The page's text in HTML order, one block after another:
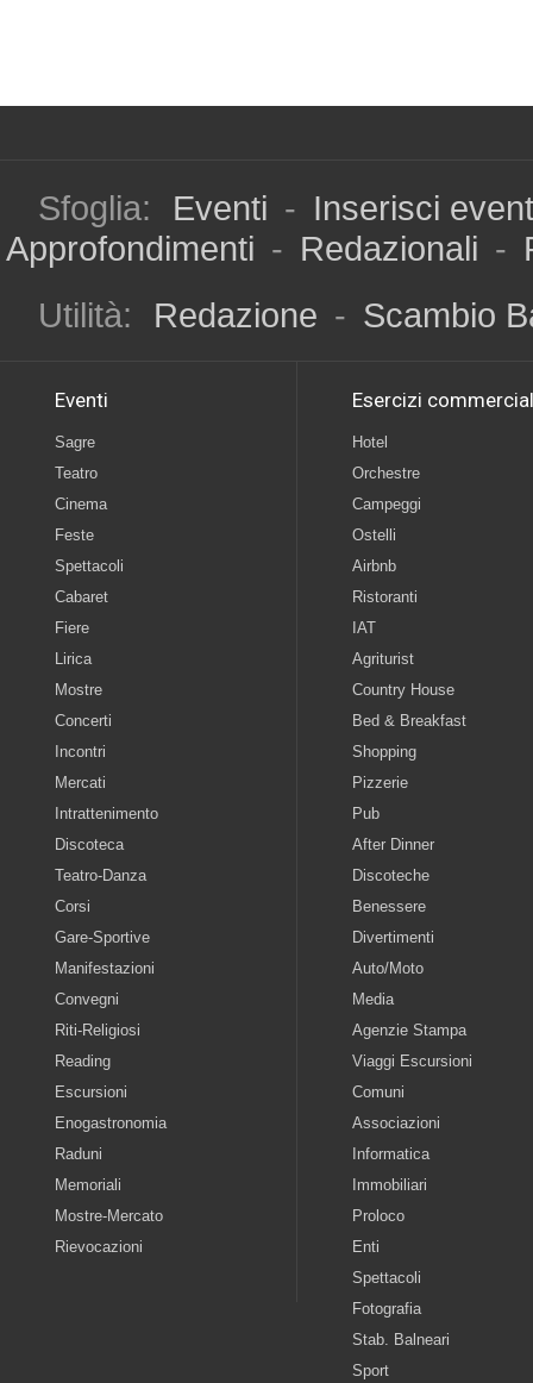
Sfoglia: Eventi - Inserisci
Approfondimenti - Redazionali -
Utilità:
Redazione - Scambio
Eventi
Sagre
Teatro
Cinema
Feste
Spettacoli
Cabaret
Fiere
Lirica
Mostre
Concerti
Incontri
Mercati
Intrattenimento
Discoteca
Teatro-Danza
Corsi
Gare-Sportive
Manifestazioni
Convegni
Riti-Religiosi
Reading
Escursioni
Enogastronomia
Raduni
Memoriali
Mostre-Mercato
Rievocazioni
Esercizi
Hotel
Orchestre
Campeggi
Ostelli
Airbnb
Ristoranti
IAT
Agriturist
Country House
Bed & Breakfast
Shopping
Pizzerie
Pub
After Dinner
Discoteche
Benessere
Divertimenti
Auto/Moto
Media
Agenzie Stampa
Viaggi Escursioni
Comuni
Associazioni
Informatica
Immobiliari
Proloco
Enti
Spettacoli
Fotografia
Stab. Balneari
Sport